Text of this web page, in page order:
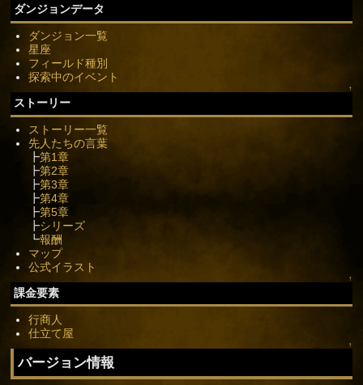
ダンジョンデータ
ダンジョン一覧
星座
フィールド種別
探索中のイベント
↑
ストーリー
ストーリー一覧
先人たちの言葉
┣第1章
┣第2章
┣第3章
┣第4章
┣第5章
┣シリーズ
┗報酬
マップ
公式イラスト
↑
課金要素
行商人
仕立て屋
↑
バージョン情報